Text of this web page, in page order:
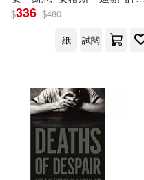
California Princeton(1)
可超商取貨(4)
可港澳店取(4)
$336 $480
紙
試閱